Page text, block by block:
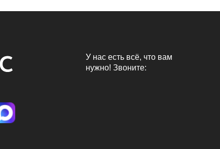
У нас есть всё, что вам
нужно! Звоните: